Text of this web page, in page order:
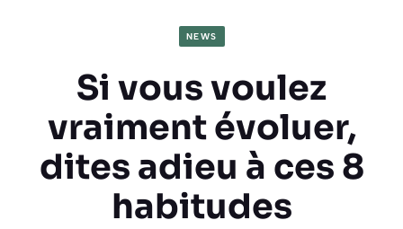
NEWS
Si vous voulez
vraiment évoluer,
dites adieu à ces 8
habitudes